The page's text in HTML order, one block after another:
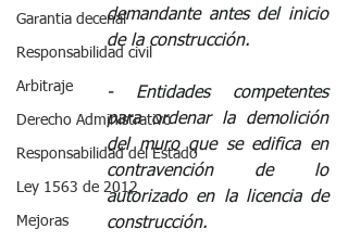
Garantia decenal
Responsabilidad civil
Arbitraje
Derecho Administrativo
Responsabilidad del Estado
Ley 1563 de 2012
Mejoras
demandante antes del inicio
de la construcción.
️- Entidades competentes
para ordenar la demolición
del muro que se edifica en
contravención de lo
autorizado en la licencia de
construcción.